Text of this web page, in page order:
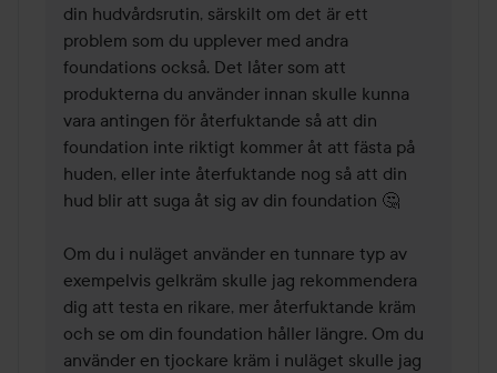
din hudvårdsrutin, särskilt om det är ett
problem som du upplever med andra
foundations också. Det låter som att
produkterna du använder innan skulle kunna
vara antingen för återfuktande så att din
foundation inte riktigt kommer åt att fästa på
huden, eller inte återfuktande nog så att din
hud blir att suga åt sig av din foundation 🤔
Om du i nuläget använder en tunnare typ av
exempelvis gelkräm skulle jag rekommendera
dig att testa en rikare, mer återfuktande kräm
och se om din foundation håller längre. Om du
använder en tjockare kräm i nuläget skulle jag